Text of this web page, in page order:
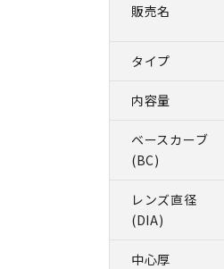
販売名
タイプ
内容量
ベースカーブ
(BC)
レンズ直径
(DIA)
中心厚